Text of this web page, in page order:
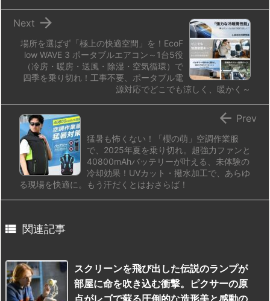
場所を選ばず「極上の快適空間」を！EcoF
low WAVE 3 ポータブルエアコン～1台5役
（冷房・暖房・送風・除湿・空気循環）で
四季を乗り切れ！工事不要、ポータブル電
源対応でどこでも涼しく、暖かく～

Next
猛暑も怖くない！「櫻の萌」空調作業服
で、2025年夏を乗り切れ。超強力ファンと
40800mAhバッテリーが叶える、未体験の
冷却効果！UVカット・撥水加工で、あらゆ
る現場を快適に。もう汗だくとはおさらば！
 Prev
 関連記事
スクリーンを飛び出した伝説のランプが
部屋に命を吹き込む衝撃。ピクサーの原